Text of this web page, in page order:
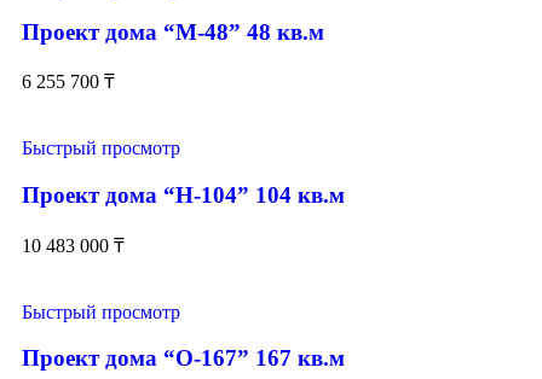
Проект дома “М-48” 48 кв.м
6 255 700 ₸
Быстрый просмотр
Проект дома “Н-104” 104 кв.м
10 483 000 ₸
Быстрый просмотр
Проект дома “О-167” 167 кв.м